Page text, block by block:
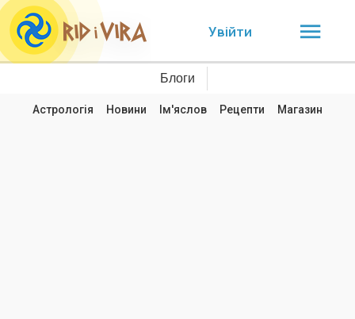
Увійти
Блоги
Астрологія Новини Ім'яслов Рецепти Магазин